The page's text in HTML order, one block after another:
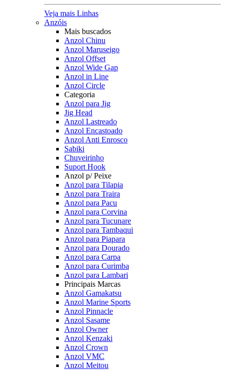
Veja mais Linhas
Anzóis
Mais buscados
Anzol Chinu
Anzol Maruseigo
Anzol Offset
Anzol Wide Gap
Anzol in Line
Anzol Circle
Categoria
Anzol para Jig
Jig Head
Anzol Lastreado
Anzol Encastoado
Anzol Anti Enrosco
Sabiki
Chuveirinho
Suport Hook
Anzol p/ Peixe
Anzol para Tilapia
Anzol para Traira
Anzol para Pacu
Anzol para Corvina
Anzol para Tucunare
Anzol para Tambaqui
Anzol para Piapara
Anzol para Dourado
Anzol para Carpa
Anzol para Curimba
Anzol para Lambari
Principais Marcas
Anzol Gamakatsu
Anzol Marine Sports
Anzol Pinnacle
Anzol Sasame
Anzol Owner
Anzol Kenzaki
Anzol Crown
Anzol VMC
Anzol Meitou